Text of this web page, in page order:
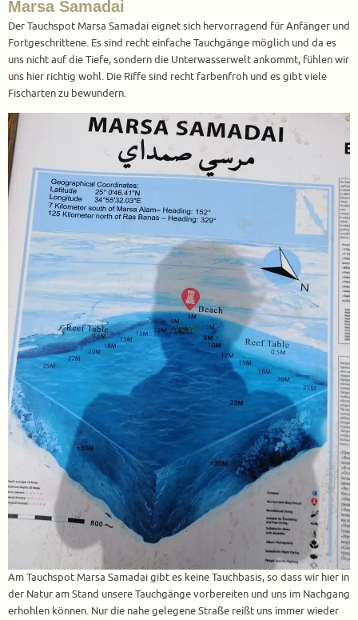
Marsa Samadai
Der Tauchspot Marsa Samadai eignet sich hervorragend für Anfänger und
Fortgeschrittene. Es sind recht einfache Tauchgänge möglich und da es
uns nicht auf die Tiefe, sondern die Unterwasserwelt ankommt, fühlen wir
uns hier richtig wohl. Die Riffe sind recht farbenfroh und es gibt viele
Fischarten zu bewundern.
Am Tauchspot Marsa Samadai gibt es keine Tauchbasis, so dass wir hier in
der Natur am Stand unsere Tauchgänge vorbereiten und uns im Nachgang
erhohlen können. Nur die nahe gelegene Straße reißt uns immer wieder